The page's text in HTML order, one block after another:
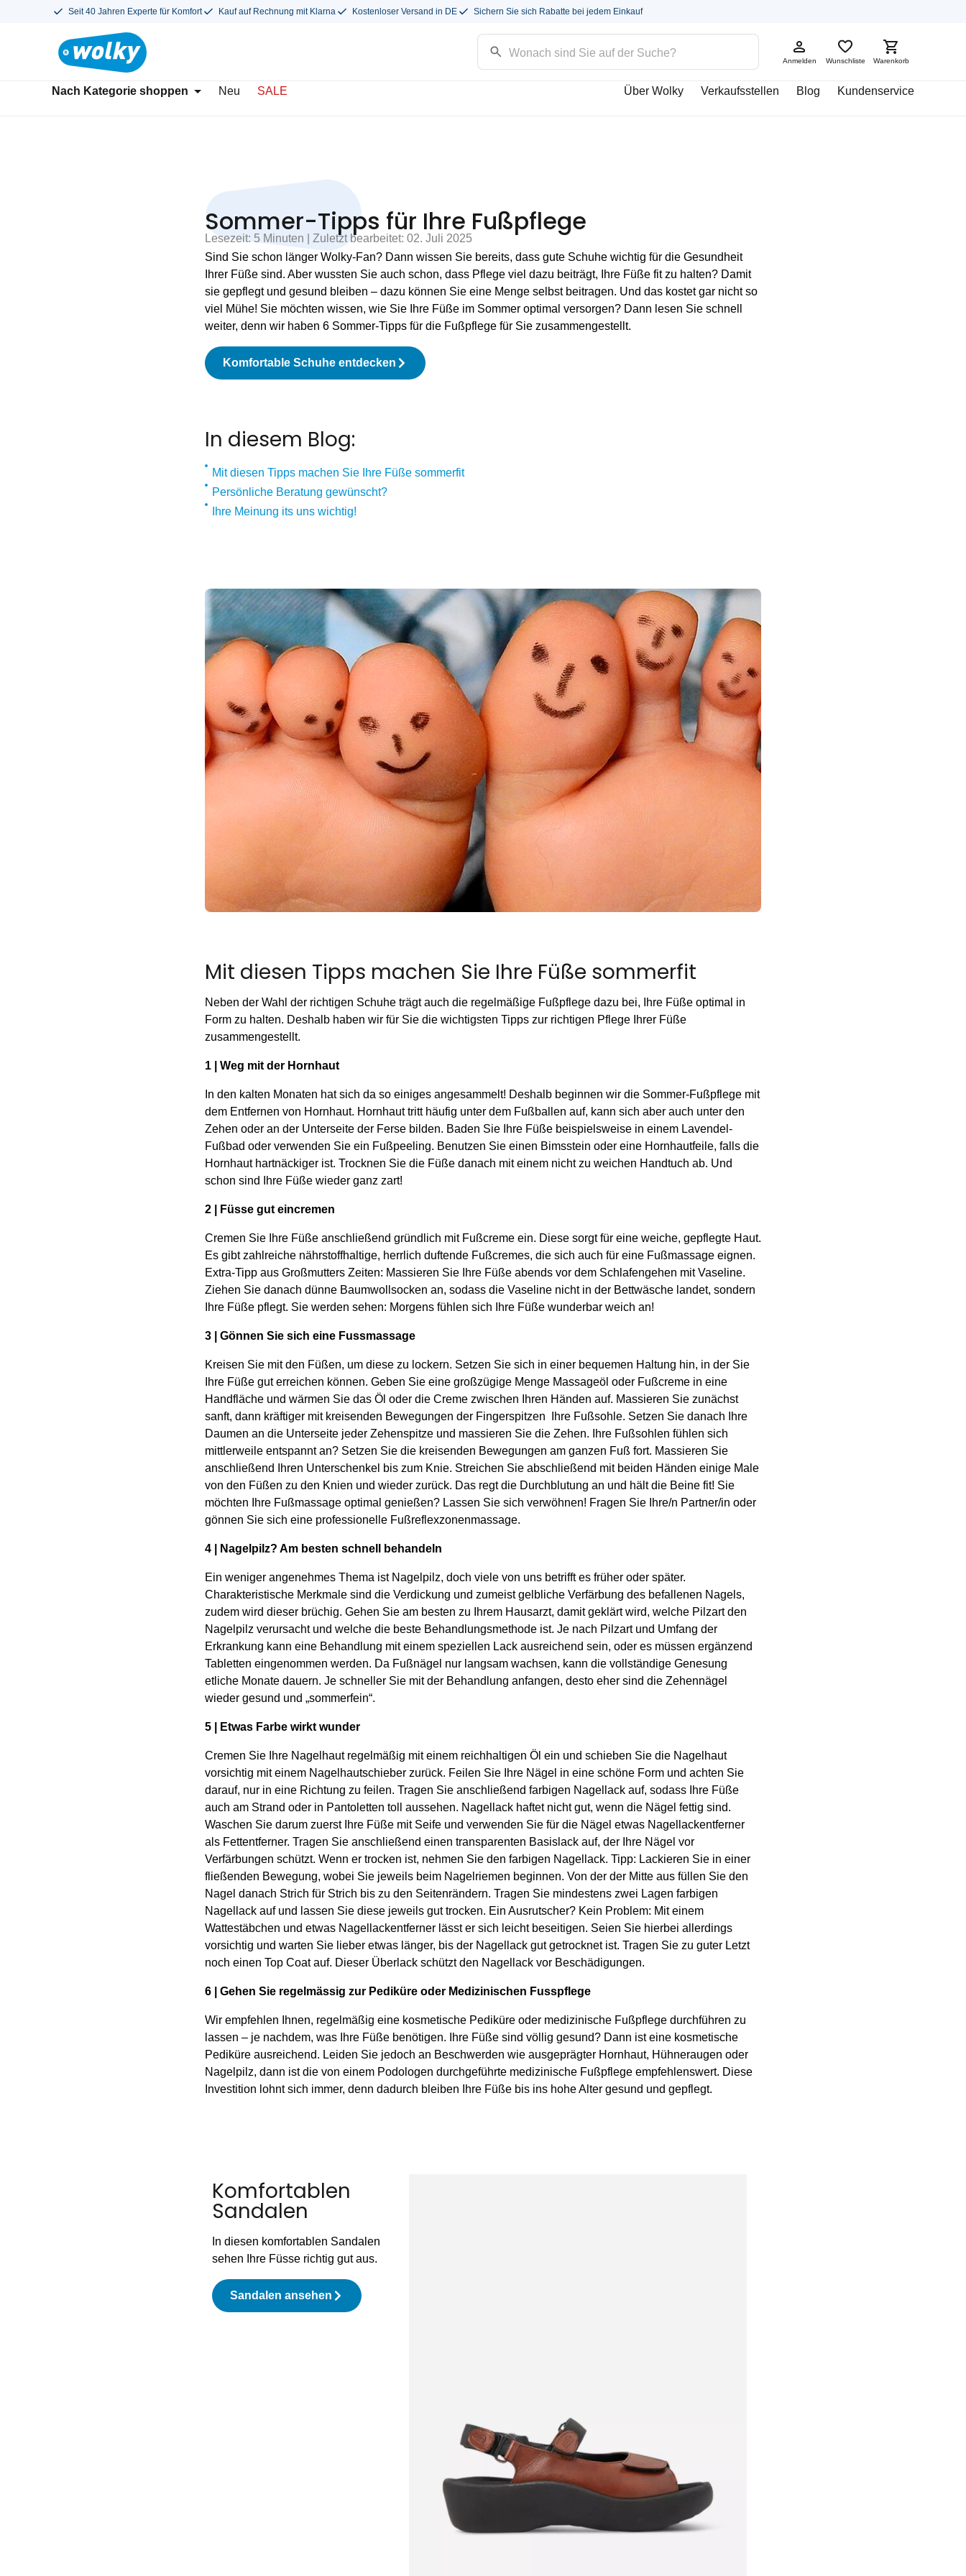
Seit 40 Jahren Experte für Komfort Kauf auf Rechnung mit Klarna Kostenloser Versand in DE Sichern Sie sich Rabatte bei jedem Einkauf
Anmelden Wunschliste Warenkorb
Nach Kategorie shoppen Neu SALE Über Wolky Verkaufsstellen Blog Kundenservice
Sommer-Tipps für Ihre Fußpflege
Lesezeit: 5 Minuten | Zuletzt bearbeitet: 02. Juli 2025
Sind Sie schon länger Wolky-Fan? Dann wissen Sie bereits, dass gute Schuhe wichtig für die Gesundheit
Ihrer Füße sind. Aber wussten Sie auch schon, dass Pflege viel dazu beiträgt, Ihre Füße fit zu halten? Damit
sie gepflegt und gesund bleiben – dazu können Sie eine Menge selbst beitragen. Und das kostet gar nicht so
viel Mühe! Sie möchten wissen, wie Sie Ihre Füße im Sommer optimal versorgen? Dann lesen Sie schnell
weiter, denn wir haben 6 Sommer-Tipps für die Fußpflege für Sie zusammengestellt.
Komfortable Schuhe entdecken
In diesem Blog:
Mit diesen Tipps machen Sie Ihre Füße sommerfit
Persönliche Beratung gewünscht?
Ihre Meinung its uns wichtig!
Mit diesen Tipps machen Sie Ihre Füße sommerfit
Neben der Wahl der richtigen Schuhe trägt auch die regelmäßige Fußpflege dazu bei, Ihre Füße optimal in
Form zu halten. Deshalb haben wir für Sie die wichtigsten Tipps zur richtigen Pflege Ihrer Füße
zusammengestellt.
1 | Weg mit der Hornhaut
In den kalten Monaten hat sich da so einiges angesammelt! Deshalb beginnen wir die Sommer-Fußpflege mit
dem Entfernen von Hornhaut. Hornhaut tritt häufig unter dem Fußballen auf, kann sich aber auch unter den
Zehen oder an der Unterseite der Ferse bilden. Baden Sie Ihre Füße beispielsweise in einem Lavendel-
Fußbad oder verwenden Sie ein Fußpeeling. Benutzen Sie einen Bimsstein oder eine Hornhautfeile, falls die
Hornhaut hartnäckiger ist. Trocknen Sie die Füße danach mit einem nicht zu weichen Handtuch ab. Und
schon sind Ihre Füße wieder ganz zart!
2 | Füsse gut eincremen
Cremen Sie Ihre Füße anschließend gründlich mit Fußcreme ein. Diese sorgt für eine weiche, gepflegte Haut.
Es gibt zahlreiche nährstoffhaltige, herrlich duftende Fußcremes, die sich auch für eine Fußmassage eignen.
Extra-Tipp aus Großmutters Zeiten: Massieren Sie Ihre Füße abends vor dem Schlafengehen mit Vaseline.
Ziehen Sie danach dünne Baumwollsocken an, sodass die Vaseline nicht in der Bettwäsche landet, sondern
Ihre Füße pflegt. Sie werden sehen: Morgens fühlen sich Ihre Füße wunderbar weich an!
3 | Gönnen Sie sich eine Fussmassage
Kreisen Sie mit den Füßen, um diese zu lockern. Setzen Sie sich in einer bequemen Haltung hin, in der Sie
Ihre Füße gut erreichen können. Geben Sie eine großzügige Menge Massageöl oder Fußcreme in eine
Handfläche und wärmen Sie das Öl oder die Creme zwischen Ihren Händen auf. Massieren Sie zunächst
sanft, dann kräftiger mit kreisenden Bewegungen der Fingerspitzen Ihre Fußsohle. Setzen Sie danach Ihre
Daumen an die Unterseite jeder Zehenspitze und massieren Sie die Zehen. Ihre Fußsohlen fühlen sich
mittlerweile entspannt an? Setzen Sie die kreisenden Bewegungen am ganzen Fuß fort. Massieren Sie
anschließend Ihren Unterschenkel bis zum Knie. Streichen Sie abschließend mit beiden Händen einige Male
von den Füßen zu den Knien und wieder zurück. Das regt die Durchblutung an und hält die Beine fit! Sie
möchten Ihre Fußmassage optimal genießen? Lassen Sie sich verwöhnen! Fragen Sie Ihre/n Partner/in oder
gönnen Sie sich eine professionelle Fußreflexzonenmassage.
4 | Nagelpilz? Am besten schnell behandeln
Ein weniger angenehmes Thema ist Nagelpilz, doch viele von uns betrifft es früher oder später.
Charakteristische Merkmale sind die Verdickung und zumeist gelbliche Verfärbung des befallenen Nagels,
zudem wird dieser brüchig. Gehen Sie am besten zu Ihrem Hausarzt, damit geklärt wird, welche Pilzart den
Nagelpilz verursacht und welche die beste Behandlungsmethode ist. Je nach Pilzart und Umfang der
Erkrankung kann eine Behandlung mit einem speziellen Lack ausreichend sein, oder es müssen ergänzend
Tabletten eingenommen werden. Da Fußnägel nur langsam wachsen, kann die vollständige Genesung
etliche Monate dauern. Je schneller Sie mit der Behandlung anfangen, desto eher sind die Zehennägel
wieder gesund und „sommerfein“.
5 | Etwas Farbe wirkt wunder
Cremen Sie Ihre Nagelhaut regelmäßig mit einem reichhaltigen Öl ein und schieben Sie die Nagelhaut
vorsichtig mit einem Nagelhautschieber zurück. Feilen Sie Ihre Nägel in eine schöne Form und achten Sie
darauf, nur in eine Richtung zu feilen. Tragen Sie anschließend farbigen Nagellack auf, sodass Ihre Füße
auch am Strand oder in Pantoletten toll aussehen. Nagellack haftet nicht gut, wenn die Nägel fettig sind.
Waschen Sie darum zuerst Ihre Füße mit Seife und verwenden Sie für die Nägel etwas Nagellackentferner
als Fettentferner. Tragen Sie anschließend einen transparenten Basislack auf, der Ihre Nägel vor
Verfärbungen schützt. Wenn er trocken ist, nehmen Sie den farbigen Nagellack. Tipp: Lackieren Sie in einer
fließenden Bewegung, wobei Sie jeweils beim Nagelriemen beginnen. Von der der Mitte aus füllen Sie den
Nagel danach Strich für Strich bis zu den Seitenrändern. Tragen Sie mindestens zwei Lagen farbigen
Nagellack auf und lassen Sie diese jeweils gut trocken. Ein Ausrutscher? Kein Problem: Mit einem
Wattestäbchen und etwas Nagellackentferner lässt er sich leicht beseitigen. Seien Sie hierbei allerdings
vorsichtig und warten Sie lieber etwas länger, bis der Nagellack gut getrocknet ist. Tragen Sie zu guter Letzt
noch einen Top Coat auf. Dieser Überlack schützt den Nagellack vor Beschädigungen.
6 | Gehen Sie regelmässig zur Pediküre oder Medizinischen Fusspflege
Wir empfehlen Ihnen, regelmäßig eine kosmetische Pediküre oder medizinische Fußpflege durchführen zu
lassen – je nachdem, was Ihre Füße benötigen. Ihre Füße sind völlig gesund? Dann ist eine kosmetische
Pediküre ausreichend. Leiden Sie jedoch an Beschwerden wie ausgeprägter Hornhaut, Hühneraugen oder
Nagelpilz, dann ist die von einem Podologen durchgeführte medizinische Fußpflege empfehlenswert. Diese
Investition lohnt sich immer, denn dadurch bleiben Ihre Füße bis ins hohe Alter gesund und gepflegt.
Komfortablen
Sandalen
In diesen komfortablen Sandalen
sehen Ihre Füsse richtig gut aus.
Sandalen ansehen